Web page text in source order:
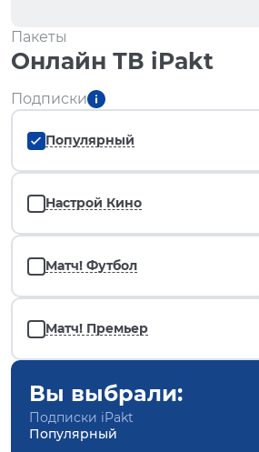
Пакеты
Онлайн ТВ iPakt
Подписки
Популярный
Настрой Кино
Матч! Футбол
Матч! Премьер
Вы выбрали:
Подписки iPakt
Популярный